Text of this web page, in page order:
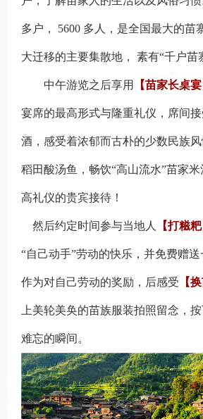
多户， 5600 多人，是全国最大的苗
大迁移的主要集散地， 素有“千户苗
中午游览之后享用 【苗家长桌宴
宴席的最高形式与隆重礼仪，席间
酒，感受着浓郁而古朴的少数民族
稻田酸汤鱼，畅饮“高山流水”苗家
高礼仪的贵宾接待！
然后约定时间参与当地人 【打糍粑
“自己动手”劳动的快乐，并免费赠
作为对自己劳动的奖励，后感受 【
上美轮美奂的苗族服装拍照留念，
难忘的瞬间。